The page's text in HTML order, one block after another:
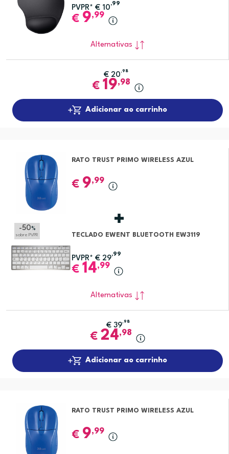
PVPR* € 10
,99
€ 9,99
Alternativas
€ 20,98
€ 19,98
Adicionar ao carrinho
RATO TRUST PRIMO WIRELESS AZUL
€ 9,99
-50 %
sobre PVPR TECLADO EWENT BLUETOOTH EW3119
PVPR* € 29
,99
€ 14,99
Alternativas
€ 39,98
€ 24,98
Adicionar ao carrinho
RATO TRUST PRIMO WIRELESS AZUL
€ 9,99